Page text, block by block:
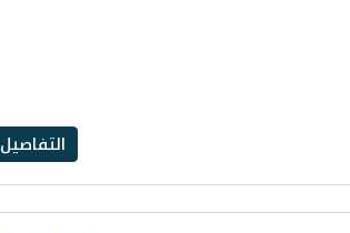
التفاصيل